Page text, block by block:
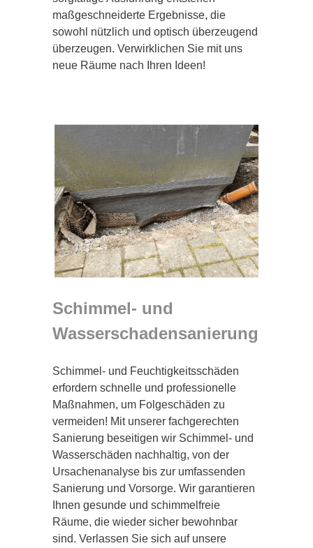
maßgeschneiderte Ergebnisse, die
sowohl nützlich und optisch überzeugend
überzeugen. Verwirklichen Sie mit uns
neue Räume nach Ihren Ideen!
Schimmel- und
Wasserschadensanierung
Schimmel- und Feuchtigkeitsschäden
erfordern schnelle und professionelle
Maßnahmen, um Folgeschäden zu
vermeiden! Mit unserer fachgerechten
Sanierung beseitigen wir Schimmel- und
Wasserschäden nachhaltig, von der
Ursachenanalyse bis zur umfassenden
Sanierung und Vorsorge. Wir garantieren
Ihnen gesunde und schimmelfreie
Räume, die wieder sicher bewohnbar
sind. Verlassen Sie sich auf unsere